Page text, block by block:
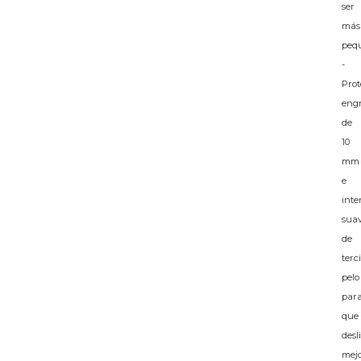
ser
más
-
de
10
mm
e
de
pelo
que